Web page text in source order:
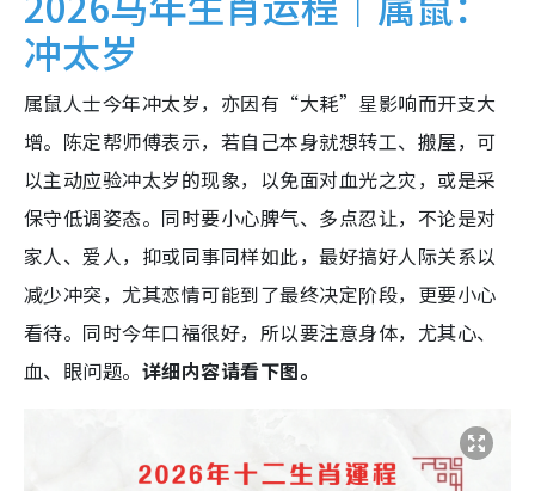
冲太岁
属鼠人士今年冲太岁，亦因有“大耗”星影响而开支大
增。陈定帮师傅表示，若自己本身就想转工、搬屋，可
以主动应验冲太岁的现象，以免面对血光之灾，或是采
保守低调姿态。同时要小心脾气、多点忍让，不论是对
家人、爱人，抑或同事同样如此，最好搞好人际关系以
减少冲突，尤其恋情可能到了最终决定阶段，更要小心
看待。同时今年口福很好，所以要注意身体，尤其心、
血、眼问题。 详细内容请看下图。